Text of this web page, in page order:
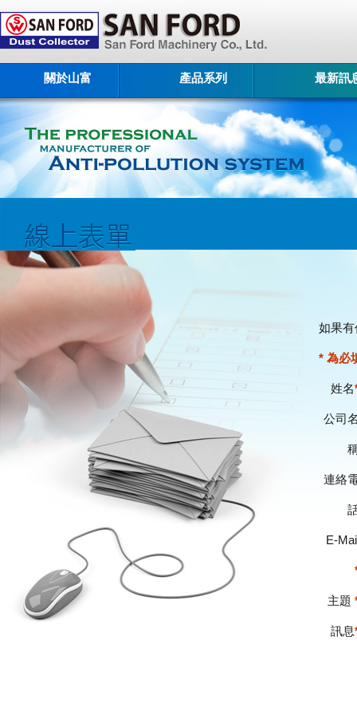
關於山富 產品系列 最新訊
如果
* 為必
姓名
公司
連絡
E-
主題
訊息